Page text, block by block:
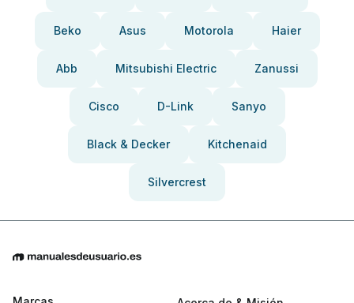
Beko Asus Motorola Haier
Abb Mitsubishi Electric Zanussi
Cisco D-Link Sanyo
Black & Decker Kitchenaid
Silvercrest